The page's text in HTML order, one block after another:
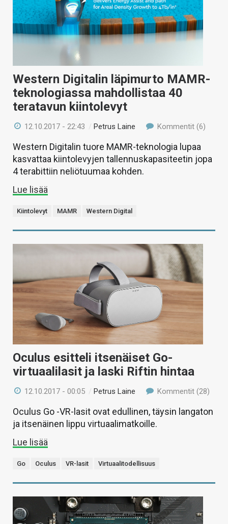
Western Digitalin läpimurto MAMR-
teknologiassa mahdollistaa 40
teratavun kiintolevyt
12.10.2017 - 22:43 /Petrus Laine Kommentit (6)
Western Digitalin tuore MAMR-teknologia lupaa
kasvattaa kiintolevyjen tallennuskapasiteetin jopa
4 terabittiin neliötuumaa kohden.
Lue lisää
Kiintolevyt MAMR Western Digital
Oculus esitteli itsenäiset Go-
virtuaalilasit ja laski Riftin hintaa
12.10.2017 - 00:05 /Petrus Laine Kommentit (28)
Oculus Go -VR-lasit ovat edullinen, täysin langaton
ja itsenäinen lippu virtuaalimatkoille.
Lue lisää
Go Oculus VR-lasit Virtuaalitodellisuus